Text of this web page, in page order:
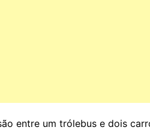
entre um trólebus e dois